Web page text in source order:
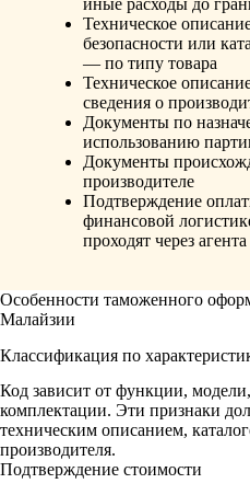
Техническое
безопасности или
— по типу товара
Техническое
сведения о
Документы по
использованию
Документы
производителе
Подтверждение
финансовой
проходят через агента
Особенности таможенного
Малайзии
Классификация по
Код зависит от функции,
комплектации. Эти признаки
техническим описанием,
производителя.
Подтверждение стоимости